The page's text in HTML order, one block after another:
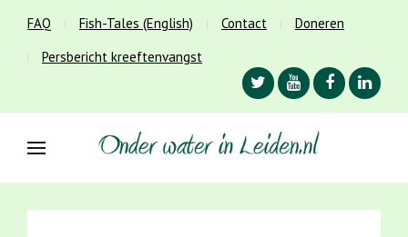
FAQ Fish-Tales (English) Contact
Doneren
Persbericht kreeftenvangst